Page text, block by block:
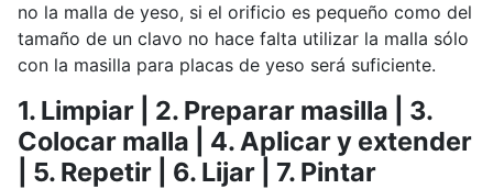
no la malla de yeso, si el orificio es pequeño como del
tamaño de un clavo no hace falta utilizar la malla sólo
con la masilla para placas de yeso será suficiente.
1. Limpiar | 2. Preparar masilla | 3.
Colocar malla | 4. Aplicar y extender
| 5. Repetir | 6. Lijar | 7. Pintar